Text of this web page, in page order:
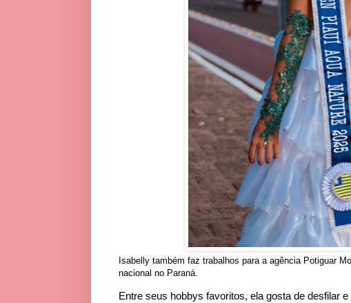
Isabelly também faz trabalhos para a agência Potiguar
nacional no Paraná.
Entre seus hobbys favoritos, ela gosta de desfilar